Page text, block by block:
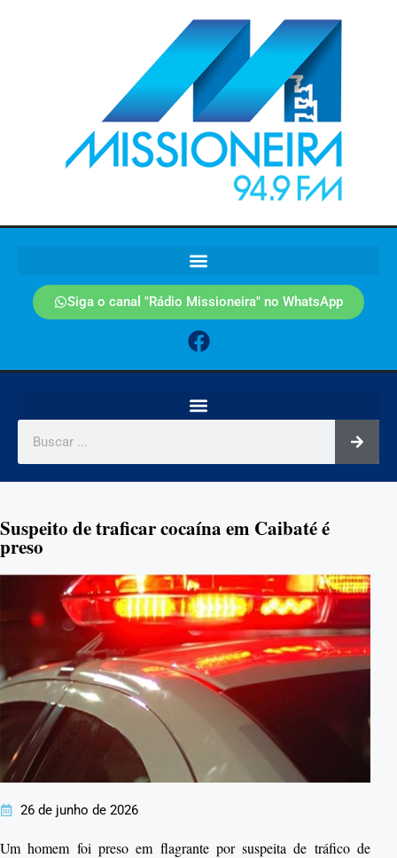
Siga o canal "Rádio Missioneira" no WhatsApp
Suspeito de traficar cocaína em Caibaté é
preso
26 de junho de 2026
Um homem foi preso em flagrante por suspeita de tráfico de